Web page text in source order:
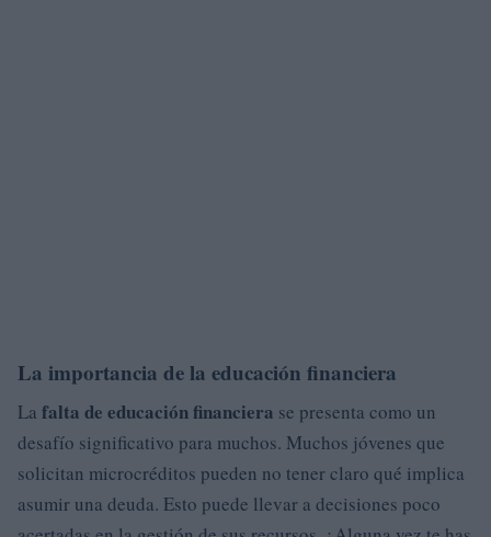
La importancia de la educación financiera
La falta de educación financiera se presenta como un
desafío significativo para muchos. Muchos jóvenes que
solicitan microcréditos pueden no tener claro qué implica
asumir una deuda. Esto puede llevar a decisiones poco